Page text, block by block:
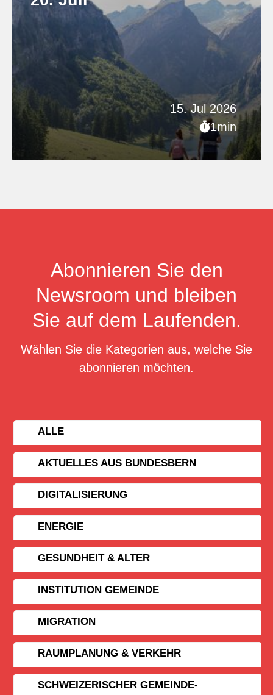
15. Jul 2026
1min
Abonnieren Sie den
Newsroom und bleiben
Sie auf dem Laufenden.
Wählen Sie die Kategorien aus, welche Sie
abonnieren möchten.
ALLE
AKTUELLES AUS BUNDESBERN
DIGITALISIERUNG
ENERGIE
GESUNDHEIT & ALTER
INSTITUTION GEMEINDE
MIGRATION
RAUMPLANUNG & VERKEHR
SCHWEIZERISCHER GEMEINDE­